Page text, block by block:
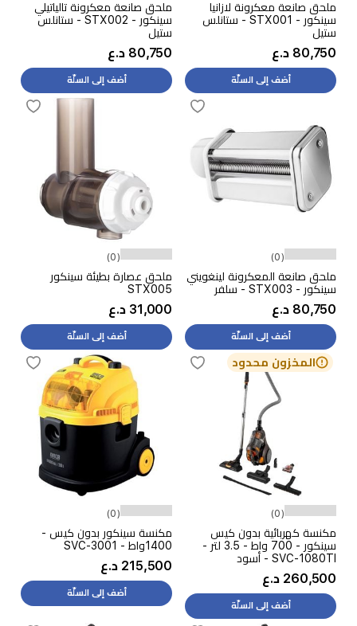
ملحق صانعة معكرونة لازانيا
سينكور - STX001 - ستانلس
ستيل
80,750 د.ع
أضف إلى السلّة
ملحق صانعة معكرونة تالياتيلي
سينكور - STX002 - ستانلس
ستيل
80,750 د.ع
أضف إلى السلّة
(0)
ملحق صانعة المعكرونة لينغويني
سينكور - STX003 - سلفر
80,750 د.ع
أضف إلى السلّة
(0)
ملحق عصارة بطيئة سينكور
STX005
31,000 د.ع
أضف إلى السلّة
المخزون محدود
(0)
مكنسة كهربائية بدون كيس
سينكور - 700 واط - 3.5 لتر -
SVC-1080TI - أسود
260,500 د.ع
أضف إلى السلّة
(0)
مكنسة سينكور بدون كيس -
1400واط - SVC-3001
215,500 د.ع
أضف إلى السلّة